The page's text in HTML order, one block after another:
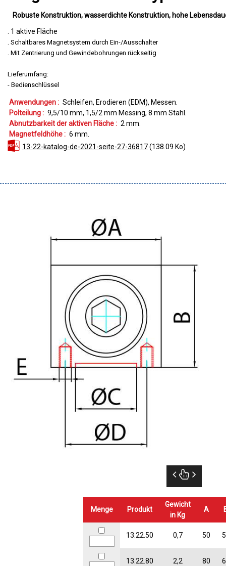
Robuste Konstruktion wasserdichte Konstruktion hohe
. 1 aktive Fläche
Schaltbares Magnetsystem durch Ein-/Ausschalter
Mit Zentrierung und Gewindebohrungen rückseitig
Lieferumfang:
- Bedienschlüssel
Anwendungen : Schleifen Erodieren (EDM) Messen
Polteilung : 9,5/10 mm 1,5/2 mm Messing 8 mm Stahl
Abnutzbarkeit der aktiven Fläche : 2 mm
Magnetfeldhöhe : 6 mm
13-22-katalog-de-2021-seite-27-36817(138.09 Ko)
Menge Produkt
Gewicht
in Kg
A
13.22.50 0,7 50
13.22.80 2,2 80